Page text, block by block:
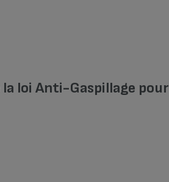
loi Anti-Gaspillage pour